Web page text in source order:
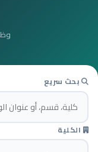
بحث سريع
الكلية